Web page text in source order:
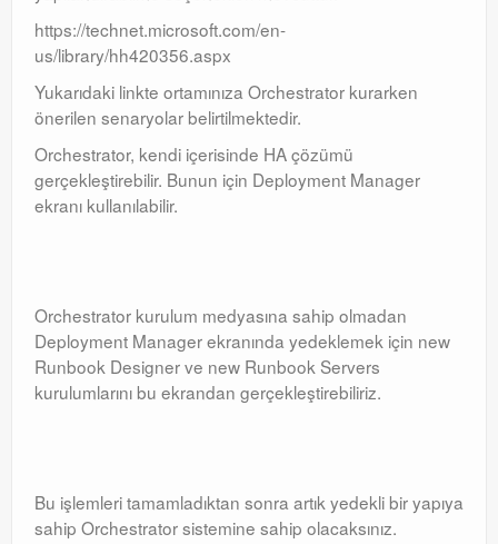
https://technet.microsoft.com/en-
us/library/hh420356.aspx
Yukarıdaki linkte ortamınıza Orchestrator kurarken
önerilen senaryolar belirtilmektedir.
Orchestrator, kendi içerisinde HA çözümü
gerçekleştirebilir. Bunun için Deployment Manager
ekranı kullanılabilir.
Orchestrator kurulum medyasına sahip olmadan
Deployment Manager ekranında yedeklemek için new
Runbook Designer ve new Runbook Servers
kurulumlarını bu ekrandan gerçekleştirebiliriz.
Bu işlemleri tamamladıktan sonra artık yedekli bir yapıya
sahip Orchestrator sistemine sahip olacaksınız.